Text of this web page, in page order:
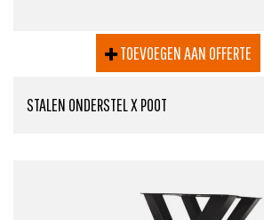
TOEVOEGEN AAN OFFERTE
STALEN ONDERSTEL X POOT